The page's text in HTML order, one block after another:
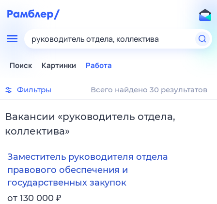
руководитель отдела, коллектива
Поиск Картинки Работа
Фильтры Всего найдено 30 результатов
Вакансии «руководитель отдела,
коллектива»
Заместитель руководителя отдела
правового обеспечения и
государственных закупок
от 130 000 ₽